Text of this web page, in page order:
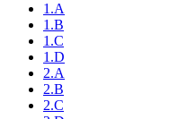
1.A
1.B
1.C
1.D
2.A
2.B
2.C